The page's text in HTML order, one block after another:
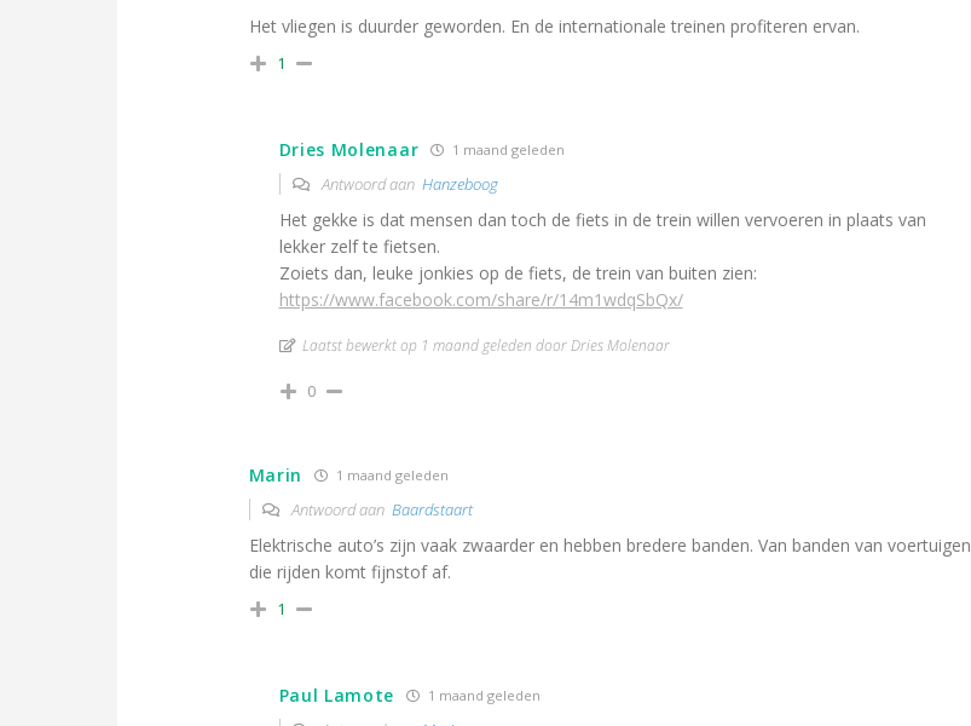
Het vliegen is duurder geworden. En de internationale treinen profiteren ervan.
1
Dries Molenaar 1 maand geleden
Antwoord aan Hanzeboog
Het gekke is dat mensen dan toch de fiets in de trein willen vervoeren in plaats van
lekker zelf te fietsen.
Zoiets dan, leuke jonkies op de fiets, de trein van buiten zien:
https://www.facebook.com/share/r/14m1wdqSbQx/
Laatst bewerkt op 1 maand geleden door Dries Molenaar
0
Marin 1 maand geleden
Antwoord aan Baardstaart
Elektrische auto’s zijn vaak zwaarder en hebben bredere banden. Van banden van voertuigen
die rijden komt fijnstof af.
1
Paul Lamote 1 maand geleden